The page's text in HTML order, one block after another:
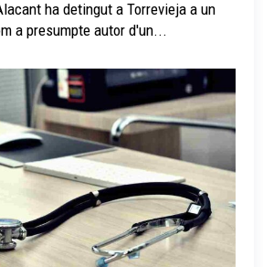
a presumpte autor d'un...